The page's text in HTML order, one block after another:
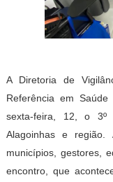
A Diretoria de
Referência em
sexta-feira, 12, o 3º
Alagoinhas e região.
municípios, gestores,
encontro, que